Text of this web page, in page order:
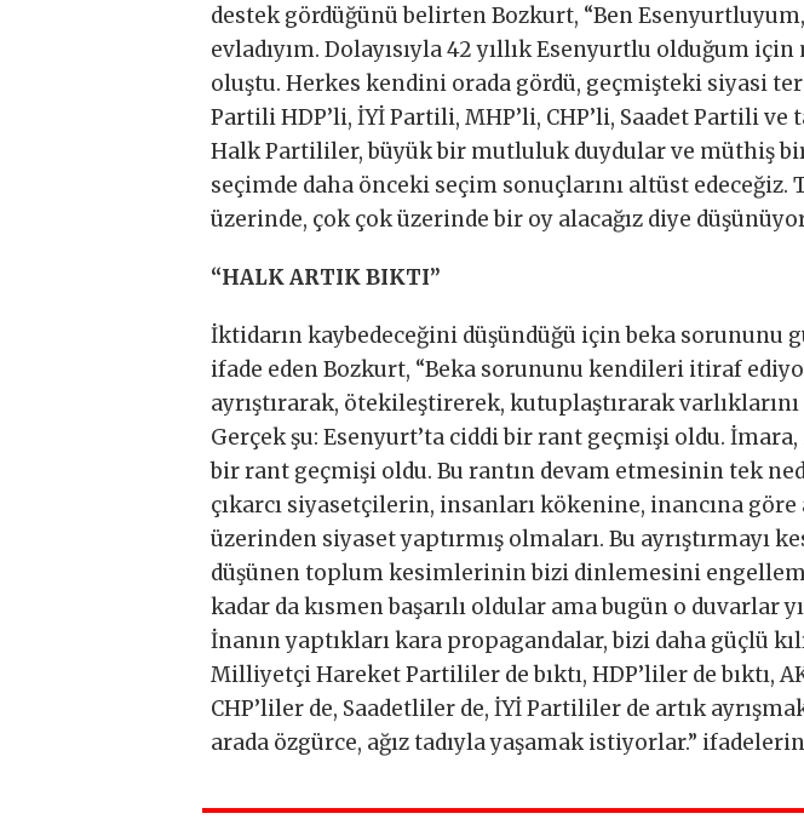
destek gördüğünü belirten Bozkurt, “Ben
evladıyım. Dolayısıyla 42 yıllık Esenyurtlu olduğum
oluştu. Herkes kendini orada gördü, geçmişteki siyasi
Partili HDP’li, İYİ Partili, MHP’li, CHP’li, Saadet Partili
Halk Partililer, büyük bir mutluluk duydular ve müthiş
seçimde daha önceki seçim sonuçlarını altüst
üzerinde, çok çok üzerinde bir oy alacağız diye
“HALK ARTIK BIKTI”
İktidarın kaybedeceğini düşündüğü için beka sorununu
ifade eden Bozkurt, “Beka sorununu kendileri itiraf
ayrıştırarak, ötekileştirerek, kutuplaştırarak
Gerçek şu: Esenyurt’ta ciddi bir rant geçmişi oldu. İmara,
bir rant geçmişi oldu. Bu rantın devam etmesinin tek
çıkarcı siyasetçilerin, insanları kökenine, inancına göre
üzerinden siyaset yaptırmış olmaları. Bu ayrıştırmayı
düşünen toplum kesimlerinin bizi dinlemesini
kadar da kısmen başarılı oldular ama bugün o duvarlar
İnanın yaptıkları kara propagandalar, bizi daha güçlü
Milliyetçi Hareket Partililer de bıktı, HDP’liler de bıktı,
CHP’liler de, Saadetliler de, İYİ Partililer de artık
arada özgürce, ağız tadıyla yaşamak istiyorlar.”